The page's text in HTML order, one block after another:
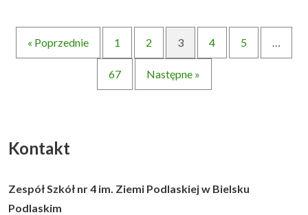
« Poprzednie 1 2 3 4 5
67 Następne »
Kontakt
Zespół Szkół nr 4 im. Ziemi Podlaskiej w Bielsku
Podlaskim